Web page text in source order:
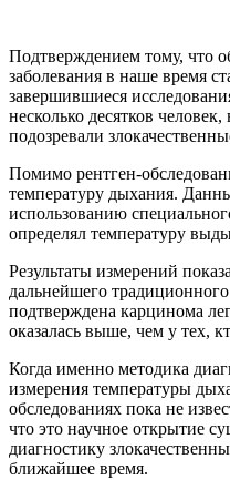
Подтверждением тому, что
заболевания в наше время
завершившиеся
несколько десятков
подозревали
Помимо рентген-
температуру дыхания.
использованию
определял температуру
Результаты измерений
дальнейшего
подтверждена карцинома
оказалась выше, чем у тех,
Когда именно методика
измерения температуры
обследованиях пока не
что это научное открытие
диагностику
ближайшее время.